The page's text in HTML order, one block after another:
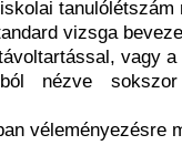
tanulólétszám
vizsga
vagy a
nézve
véleményezésre